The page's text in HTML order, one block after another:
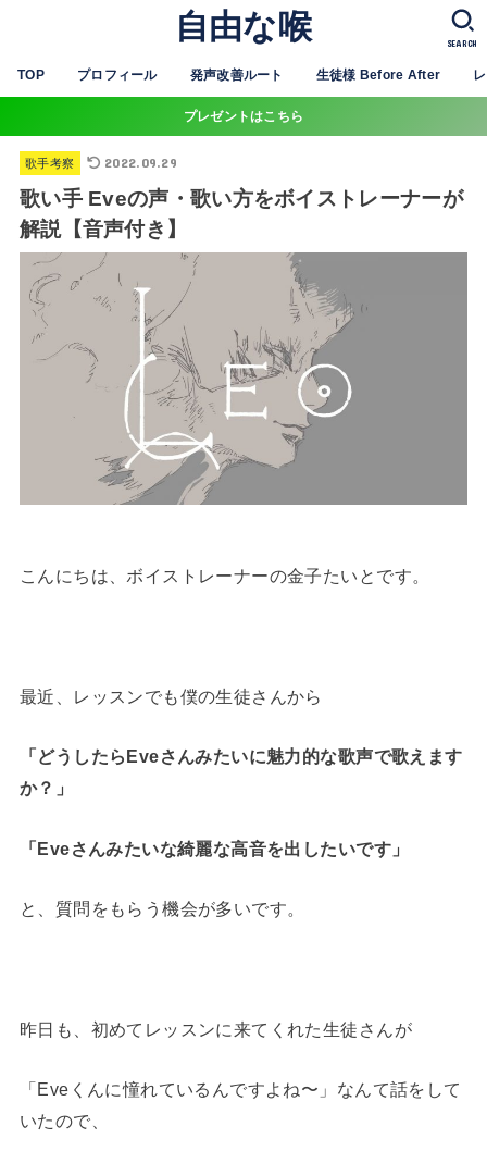
自由な喉
TOP プロフィール 発声改善ルート 生徒様 Before After
SEARCH
プレゼントはこちら
歌手考察 2022.09.29
歌い手 Eveの声・歌い方をボイストレーナーが
解説【音声付き】
こんにちは、ボイストレーナーの金子たいとです。
最近、レッスンでも僕の生徒さんから
「どうしたらEveさんみたいに魅力的な歌声で歌えます
か？」
「Eveさんみたいな綺麗な高音を出したいです」
と、質問をもらう機会が多いです。
昨日も、初めてレッスンに来てくれた生徒さんが
「Eveくんに憧れているんですよね〜」なんて話をして
いたので、